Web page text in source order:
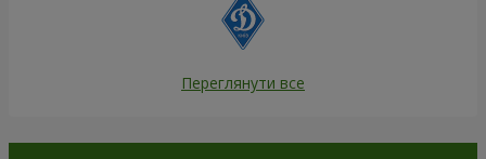
Переглянути все